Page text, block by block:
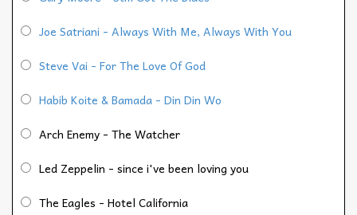
Joe Satriani - Always With Me, Always With You
Steve Vai - For The Love Of God
Habib Koite & Bamada - Din Din Wo
Arch Enemy - The Watcher
Led Zeppelin - since i've been loving you
The Eagles - Hotel California